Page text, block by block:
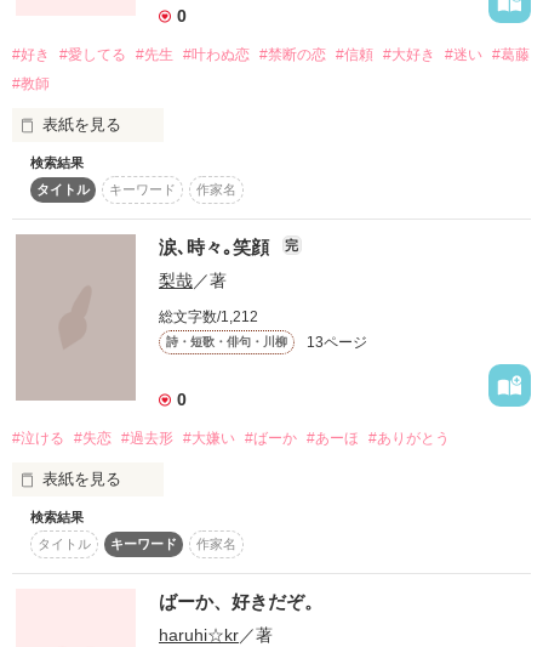
     今までどうり
      『友達』で
     居られるから
―――――――――――――
この短編を読んで少しでも共感をして貰えたら幸いです
作品を読む
0
#好き #愛してる #先生 #叶わぬ恋 #禁断の恋 #信頼 #大好き #迷い #葛藤
#教師
表紙を見る
早くこの恋が報われますように。
この短編は
私の恋の話です。
初めてｹｰﾀｲ小説を書くのでうまく伝わらないところもあると思
よかったら読んでください。
英乃愛さま
せいなさま
素敵なﾚﾋﾞｭｰ
ありがとです○+ﾟ
作品を読む
検索結果
タイトル
キーワード 作家名
涙､時々｡笑顔 完
梨哉／著
総文字数/1,212
詩・短歌・俳句・川柳 13ページ
0
#泣ける #失恋 #過去形 #大嫌い #ばーか #あーほ #ありがとう
表紙を見る
恋愛って難しい。
検索結果
タイトル
キーワード 作家名
ばーか、好きだぞ。
haruhi☆kr／著